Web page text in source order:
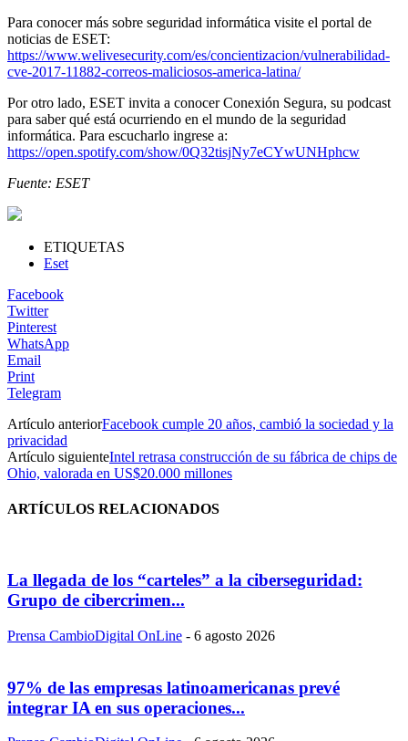
Para conocer más sobre seguridad informática visite el portal de
noticias de ESET:
https://www.welivesecurity.com/es/concientizacion/vulnerabilidad-
cve-2017-11882-correos-maliciosos-america-latina/
Por otro lado, ESET invita a conocer Conexión Segura, su podcast
para saber qué está ocurriendo en el mundo de la seguridad
informática. Para escucharlo ingrese a:
https://open.spotify.com/show/0Q32tisjNy7eCYwUNHphcw
Fuente: ESET
ETIQUETAS
Eset
Facebook
Twitter
Pinterest
WhatsApp
Email
Print
Telegram
Artículo anteriorFacebook cumple 20 años, cambió la sociedad y la
privacidad
Artículo siguienteIntel retrasa construcción de su fábrica de chips de
Ohio, valorada en US$20.000 millones
ARTÍCULOS RELACIONADOS
La llegada de los “carteles” a la ciberseguridad:
Grupo de cibercrimen...
Prensa CambioDigital OnLine - 6 agosto 2026
97% de las empresas latinoamericanas prevé
integrar IA en sus operaciones...